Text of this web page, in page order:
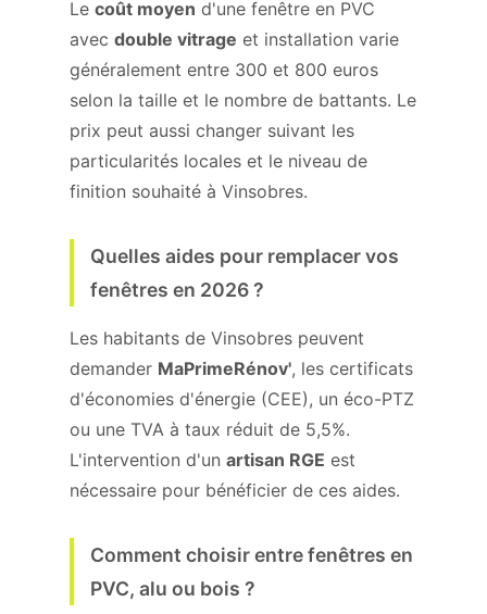
Le coût moyen d'une fenêtre en PVC
avec double vitrage et installation varie
généralement entre 300 et 800 euros
selon la taille et le nombre de battants. Le
prix peut aussi changer suivant les
particularités locales et le niveau de
finition souhaité à Vinsobres.
Quelles aides pour remplacer vos
fenêtres en 2026 ?
Les habitants de Vinsobres peuvent
demander MaPrimeRénov', les certificats
d'économies d'énergie (CEE), un éco-PTZ
ou une TVA à taux réduit de 5,5%.
L'intervention d'un artisan RGE est
nécessaire pour bénéficier de ces aides.
Comment choisir entre fenêtres en
PVC, alu ou bois ?